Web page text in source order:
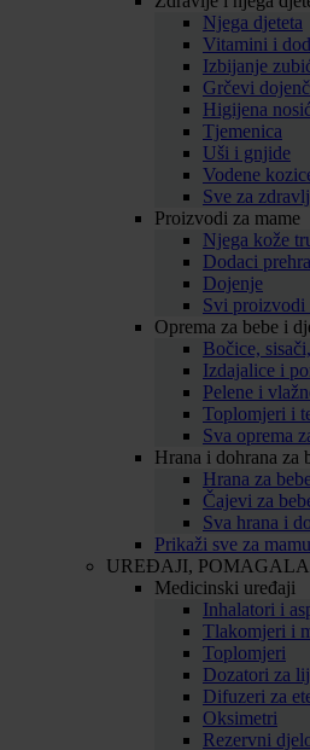
Njega djeteta
Vitamini i
Izbijanje
Grčevi
Higijena
Tjemenica
Uši i gnjide
Vodene
Sve za
Proizvodi za mame
Njega kože
Dodaci
Dojenje
Svi proizvodi
Oprema za bebe i
Bočice,
Izdajalice i
Pelene i
Toplomjeri i
Sva oprema
Hrana i dohrana za
Hrana za
Čajevi za
Sva hrana i
Prikaži sve za
UREĐAJI, POMAGALA
Medicinski uređaji
Inhalatori i
Tlakomjeri i
Toplomjeri
Dozatori za
Difuzeri za
Oksimetri
Rezervni